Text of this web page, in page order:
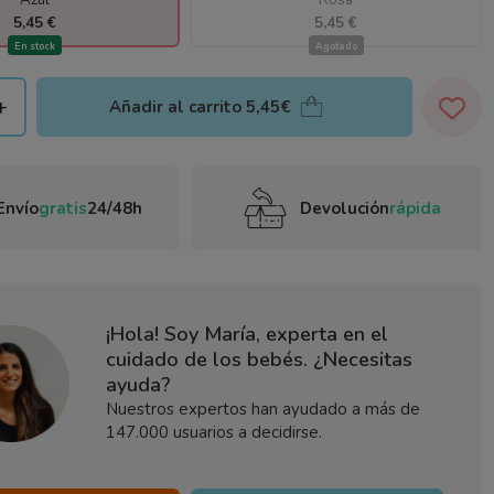
5,45 €
En stock
5,45 €
Agotado
Añadir al carrito5,45€
gratis24/48h Devoluciónrápida
¡Hola! Soy María, experta en el
cuidado de los bebés. ¿Necesitas
ayuda?
Nuestros expertos han ayudado a más de
147.000 usuarios a decidirse.